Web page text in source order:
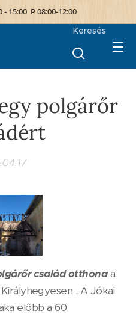
- 15:00 P 08:00-12:00
Keresés
polgárőr
család otthonaa
. A Jókai
előbb a 60